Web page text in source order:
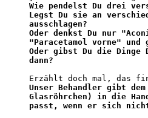
Wie pendelst Du drei
Legst Du sie an
ausschlagen?
Oder denkst Du nur
"Paracetamol vorne" und
Oder gibst Du die Dinge
dann?
Unser Behandler gibt
Glasröhrchen) in die
passt, wenn er sich